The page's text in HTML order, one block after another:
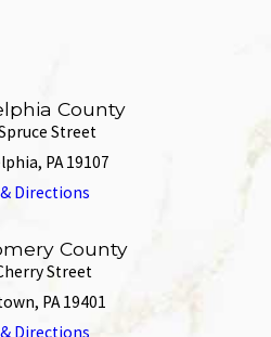
County
Street
PA 19107
Directions
County
Street
PA 19401
Directions